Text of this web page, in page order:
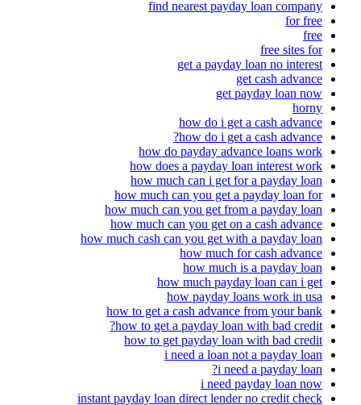
find nearest payday loan company
for free
free
free sites for
get a payday loan no interest
get cash advance
get payday loan now
horny
how do i get a cash advance
how do i get a cash advance?
how do payday advance loans work
how does a payday loan interest work
how much can i get for a payday loan
how much can you get a payday loan for
how much can you get from a payday loan
how much can you get on a cash advance
how much cash can you get with a payday loan
how much for cash advance
how much is a payday loan
how much payday loan can i get
how payday loans work in usa
how to get a cash advance from your bank
how to get a payday loan with bad credit?
how to get payday loan with bad credit
i need a loan not a payday loan
i need a payday loan?
i need payday loan now
instant payday loan direct lender no credit check